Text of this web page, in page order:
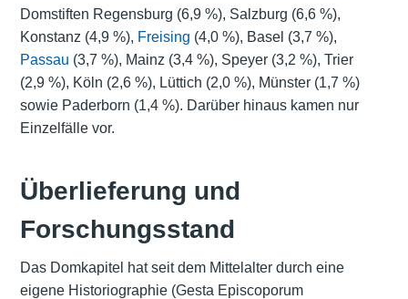
Domstiften Regensburg (6,9 %), Salzburg (6,6 %),
Konstanz (4,9 %), Freising (4,0 %), Basel (3,7 %),
Passau (3,7 %), Mainz (3,4 %), Speyer (3,2 %), Trier
(2,9 %), Köln (2,6 %), Lüttich (2,0 %), Münster (1,7 %)
sowie Paderborn (1,4 %). Darüber hinaus kamen nur
Einzelfälle vor.
Überlieferung und
Forschungsstand
Das Domkapitel hat seit dem Mittelalter durch eine
eigene Historiographie (Gesta Episcoporum